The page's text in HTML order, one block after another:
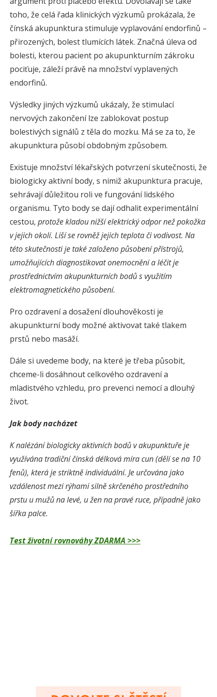
toho, že celá řada klinických výzkumů prokázala, že
čínská akupunktura stimuluje vyplavování endorfinů –
přirozených, bolest tlumících látek. Značná úleva od
bolesti, kterou pacient po akupunkturním zákroku
pociťuje, záleží právě na množství vyplavených
endorfinů.
Výsledky jiných výzkumů ukázaly, že stimulací
nervových zakončení lze zablokovat postup
bolestivých signálů z těla do mozku. Má se za to, že
akupunktura působí obdobným způsobem.
Existuje množství lékařských potvrzení skutečnosti, že
biologicky aktivní body, s nimiž akupunktura pracuje,
sehrávají důležitou roli ve fungování lidského
organismu. Tyto body se dají odhalit experimentální
cestou, protože kladou nižší elektrický odpor než pokožka
v jejich okolí. Liší se rovněž jejich teplota či vodivost. Na
této skutečnosti je také založeno působení přístrojů,
umožňujících diagnostikovat onemocnění a léčit je
prostřednictvím akupunkturních bodů s využitím
elektromagnetického působení.
Pro ozdravení a dosažení dlouhověkosti je
akupunkturní body možné aktivovat také tlakem
prstů nebo masáží.
Dále si uvedeme body, na které je třeba působit,
chceme-li dosáhnout celkového ozdravení a
mladistvého vzhledu, pro prevenci nemocí a dlouhý
život.
Jak body nacházet
K nalézání biologicky aktivních bodů v akupunktuře je
využívána tradiční čínská délková míracun(dělí se na 10
fenů), která je striktně individuální. Je určována jako
vzdálenost mezi rýhami silně skrčeného prostředního
prstu u mužů na levé, u žen na pravé ruce, případně jako
šířka palce.
Test životní rovnováhy ZDARMA >>>